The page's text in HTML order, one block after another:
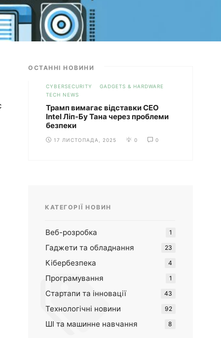
ОСТАННІ НОВИНИ
CYBERSECURITY
GADGETS & HARDWARE
TECH NEWS
Трамп вимагає відставки CEO
Intel Ліп-Бу Тана через проблеми
безпеки
17 ЛИСТОПАДА, 2025 0 0
КАТЕГОРІЇ НОВИН
Веб-розробка 1
Гаджети та обладнання 23
Кібербезпека 4
Програмування 1
Стартапи та інновації 43
Технологічні новини 92
ШІ та машинне навчання 8